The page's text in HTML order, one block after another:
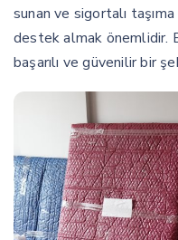
sunan ve sigortalı
destek almak önemlidir.
başarılı ve güvenilir bir